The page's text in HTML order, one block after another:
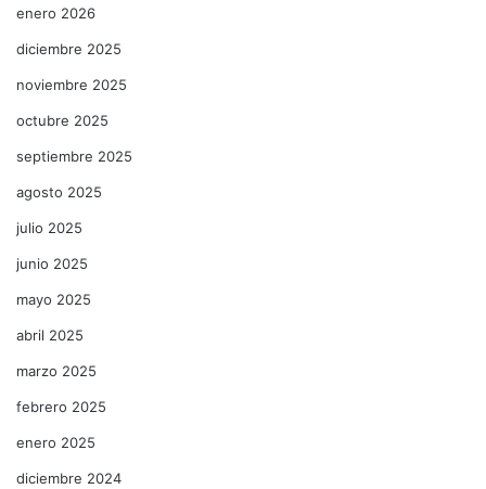
enero 2026
diciembre 2025
noviembre 2025
octubre 2025
septiembre 2025
agosto 2025
julio 2025
junio 2025
mayo 2025
abril 2025
marzo 2025
febrero 2025
enero 2025
diciembre 2024